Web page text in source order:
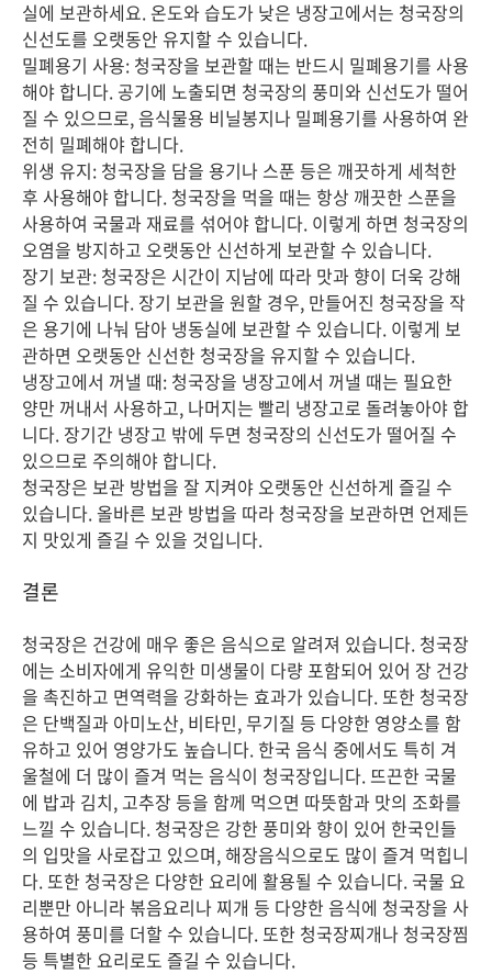
실에 보관하세요. 온도와 습도가 낮은 냉장고에서는 청국장의
신선도를 오랫동안 유지할 수 있습니다.
밀폐용기 사용: 청국장을 보관할 때는 반드시 밀폐용기를 사용
해야 합니다. 공기에 노출되면 청국장의 풍미와 신선도가 떨어
질 수 있으므로, 음식물용 비닐봉지나 밀폐용기를 사용하여 완
전히 밀폐해야 합니다.
위생 유지: 청국장을 담을 용기나 스푼 등은 깨끗하게 세척한
후 사용해야 합니다. 청국장을 먹을 때는 항상 깨끗한 스푼을
사용하여 국물과 재료를 섞어야 합니다. 이렇게 하면 청국장의
오염을 방지하고 오랫동안 신선하게 보관할 수 있습니다.
장기 보관: 청국장은 시간이 지남에 따라 맛과 향이 더욱 강해
질 수 있습니다. 장기 보관을 원할 경우, 만들어진 청국장을 작
은 용기에 나눠 담아 냉동실에 보관할 수 있습니다. 이렇게 보
관하면 오랫동안 신선한 청국장을 유지할 수 있습니다.
냉장고에서 꺼낼 때: 청국장을 냉장고에서 꺼낼 때는 필요한
양만 꺼내서 사용하고, 나머지는 빨리 냉장고로 돌려놓아야 합
니다. 장기간 냉장고 밖에 두면 청국장의 신선도가 떨어질 수
있으므로 주의해야 합니다.
청국장은 보관 방법을 잘 지켜야 오랫동안 신선하게 즐길 수
있습니다. 올바른 보관 방법을 따라 청국장을 보관하면 언제든
지 맛있게 즐길 수 있을 것입니다.
결론
청국장은 건강에 매우 좋은 음식으로 알려져 있습니다. 청국장
에는 소비자에게 유익한 미생물이 다량 포함되어 있어 장 건강
을 촉진하고 면역력을 강화하는 효과가 있습니다. 또한 청국장
은 단백질과 아미노산, 비타민, 무기질 등 다양한 영양소를 함
유하고 있어 영양가도 높습니다. 한국 음식 중에서도 특히 겨
울철에 더 많이 즐겨 먹는 음식이 청국장입니다. 뜨끈한 국물
에 밥과 김치, 고추장 등을 함께 먹으면 따뜻함과 맛의 조화를
느낄 수 있습니다. 청국장은 강한 풍미와 향이 있어 한국인들
의 입맛을 사로잡고 있으며, 해장음식으로도 많이 즐겨 먹힙니
다. 또한 청국장은 다양한 요리에 활용될 수 있습니다. 국물 요
리뿐만 아니라 볶음요리나 찌개 등 다양한 음식에 청국장을 사
용하여 풍미를 더할 수 있습니다. 또한 청국장찌개나 청국장찜
등 특별한 요리로도 즐길 수 있습니다.